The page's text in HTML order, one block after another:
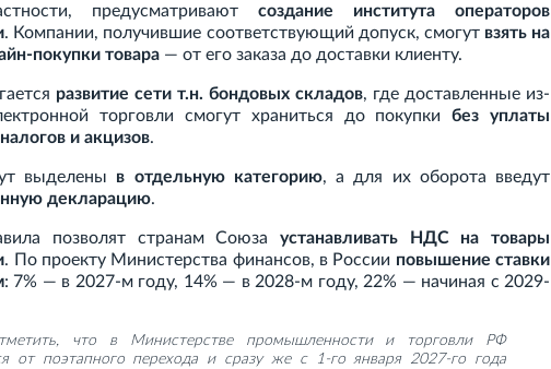
предусматривают создание института операторов
. Компании, получившие соответствующий допуск, смогут взять на
покупки товара — от его заказа до доставки клиенту.
развитие сети т.н. бондовых складов, где доставленные из-
торговли смогут храниться до покупкибез уплаты
и акцизов.
выделены в отдельную категорию, а для их оборота введут
декларацию.
позволят странам Союза устанавливать НДС на товары
. По проекту Министерства финансов, в России повышение ставки
: 7% — в 2027-м году, 14% — в 2028-м году, 22% — начиная с 2029-
что в Министерстве промышленности и торговли РФ
от поэтапного перехода и сразу же с 1-го января 2027-го года